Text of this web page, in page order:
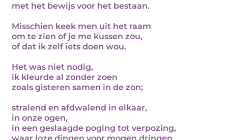
met het bewijs voor het bestaan.
Misschien keek men uit het raam
om te zien of je me kussen zou,
of dat ik zelf iets doen wou.
Het was niet nodig,
ik kleurde al zonder zoen
zoals gisteren samen in de zon;
stralend en afdwalend in elkaar,
in onze ogen,
in een geslaagde poging tot verpozing,